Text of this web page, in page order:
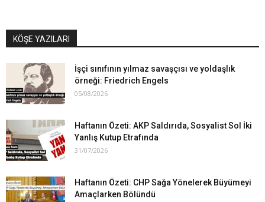
KÖŞE YAZILARI
İşçi sınıfının yılmaz savaşçısı ve yoldaşlık
örneği: Friedrich Engels
05/08/2026
Haftanın Özeti: AKP Saldırıda, Sosyalist Sol İki
Yanlış Kutup Etrafında
31/07/2026
Haftanın Özeti: CHP Sağa Yönelerek Büyümeyi
Amaçlarken Bölündü